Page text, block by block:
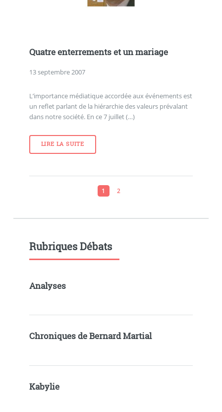
Quatre enterrements et un mariage
13 septembre 2007
L’importance médiatique accordée aux événements est
un reflet parlant de la hiérarchie des valeurs prévalant
dans notre société. En ce 7 juillet (…)
LIRE LA SUITE
1 2
Rubriques Débats
Analyses
Chroniques de Bernard Martial
Kabylie